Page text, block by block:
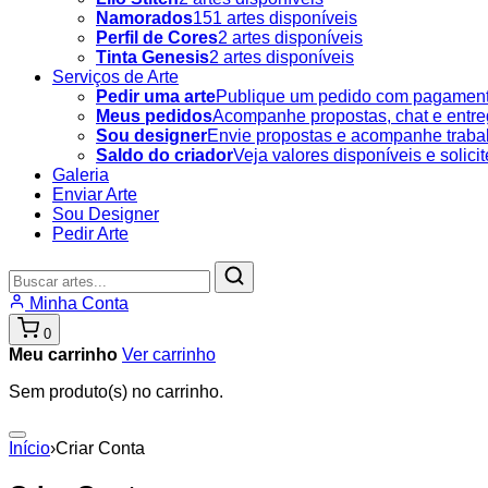
Namorados151 artes disponíveis
Perfil de Cores2 artes disponíveis
Tinta Genesis2 artes disponíveis
Serviços de Arte
Pedir uma artePublique um pedido com
Meus pedidosAcompanhe propostas, chat e
Sou designerEnvie propostas e acompanhe
Saldo do criadorVeja valores disponíveis e
Galeria
Enviar Arte
Sou Designer
Pedir Arte
Buscar
produtos
Minha Conta
0
Meu carrinho Ver carrinho
Sem produto(s) no carrinho.
Início›Criar Conta